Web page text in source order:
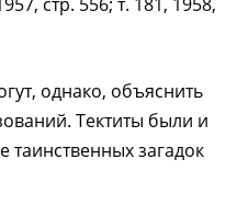
однако, объяснить
Тектиты были и
таинственных загадок